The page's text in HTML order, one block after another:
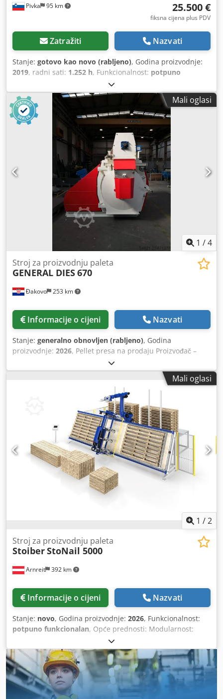
Pivka 95 km 25.500 €
fiksna cijena plus PDV
Zatražiti Nazvati
Stanje: gotovo kao novo (rabljeno), Godina proizvodnje:
2019, radni sati: 1.252 h, Funkcionalnost: potpuno
, ukupna masa:2.500 kg
mm, radna visina:250 mm, broj prethodnih vlasnika:1,
Stroj je radio 4 godine po 5-6 sati dnevno. Uz njega dolaze
3 para noževa. Dkedpfx Ajy Ny Awjmnjr
Mali oglasi
1 /4
Đakovo 253 km
Stroj za proizvodnju paleta
GENERAL DIES670
Informacije o cijeni Nazvati
Stanje: generalno obnovljen (rabljeno), Godina
proizvodnje: 2026, Pellet presa na prodaju Proizvođač –
General Dies Dkjdpfx Aozq E Avomnor Snaga motora – 200
kW Kapacitet – 2,2 t/h Godina proizvodnje – 2014. / 2026.
Mali oglasi
1 /2
Arnreit 392 km
Stroj za proizvodnju paleta
StoiberStoNail 5000
Informacije o cijeni Nazvati
Stanje: novo, Godina proizvodnje: 2026, Funkcionalnost:
potpuno funkcionalan, Opće prednosti: Modularnost:
Prilagodljiva duljina i konfiguracija stroja kako bi se
zadovoljile specifične proizvodne potrebe. Fleksibilnost:
Pogodan za male palete (dvije radne stanice istovremeno) i
velike palete (puni radni prostor). Automatizacija: Stroj
optimizira radni proces automatskim izračunom
najučinkovitijeg i najbržeg puta za zakivanje. Stol za